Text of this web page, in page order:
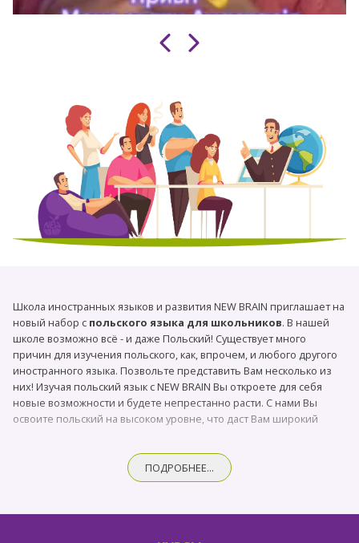
Школа иностранных языков и развития NEW BRAIN приглашает на
новый набор с польского языка для школьников. В нашей
школе возможно всё - и даже Польский! Существует много
причин для изучения польского, как, впрочем, и любого другого
иностранного языка. Позвольте представить Вам несколько из
них! Изучая польский язык с NEW BRAIN Вы откроете для себя
новые возможности и будете непрестанно расти. С нами Вы
освоите польский на высоком уровне, что даст Вам широкий
если Вы мечтаете поехать за границу и стать независимым во
время учебы, не беспокойтесь о стоимости, ведь Польша
идеально подходит для любого студента с любым бюджетом. И
европейским студенческим городом. Или быть может даже о
ПОДРОБНЕЕ...